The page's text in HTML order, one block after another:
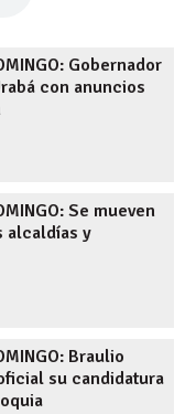
Gobernador
con anuncios
Se mueven
alcaldías y
Braulio
su candidatura